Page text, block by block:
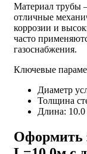
Материал трубы
отличные
коррозии и
часто
газоснабжения.
Ключевые
Диаметр
Толщина
Длина:
Оформить